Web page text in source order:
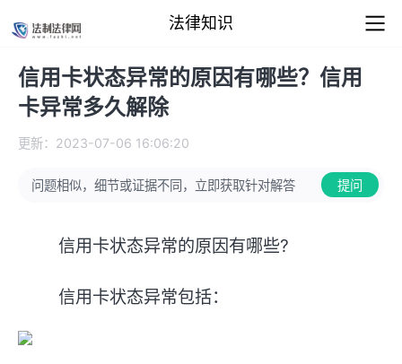
法律知识
信用卡状态异常的原因有哪些？信用
卡异常多久解除
更新：2023-07-06 16:06:20
问题相似，细节或证据不同，立即获取针对解答 提问
信用卡状态异常的原因有哪些?
信用卡状态异常包括：